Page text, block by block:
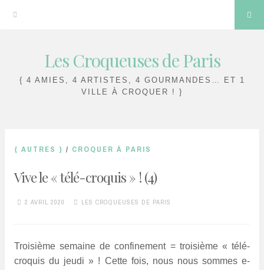
Les Croqueuses de Paris
{ 4 AMIES, 4 ARTISTES, 4 GOURMANDES… ET 1
VILLE À CROQUER ! }
{ AUTRES } / CROQUER À PARIS
Vive le « télé-croquis » ! (4)
2 AVRIL 2020 LES CROQUEUSES DE PARIS
Troisième semaine de confinement = troisième « télé-
croquis du jeudi » ! Cette fois, nous nous sommes e-